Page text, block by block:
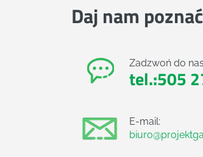
Daj nam poznać
Zadzwoń do
tel.:505
E-mail: